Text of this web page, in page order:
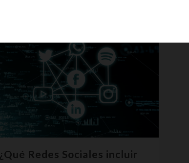
¿Qué Redes Sociales incluir